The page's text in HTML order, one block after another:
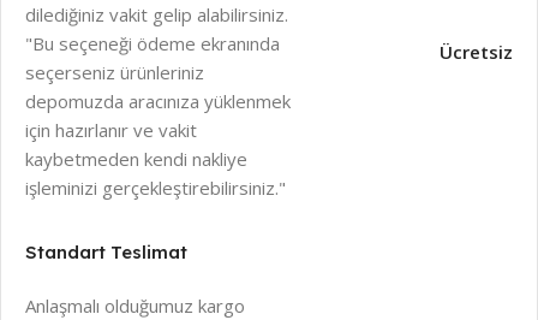
dilediğiniz vakit gelip alabilirsiniz.
"Bu seçeneği ödeme ekranında
seçerseniz ürünleriniz
depomuzda aracınıza yüklenmek
için hazırlanır ve vakit
kaybetmeden kendi nakliye
işleminizi gerçekleştirebilirsiniz."
Ücretsiz
Standart Teslimat
Anlaşmalı olduğumuz kargo